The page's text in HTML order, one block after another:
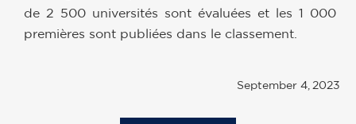
de 2 500 universités sont évaluées et les 1 000
premières sont publiées dans le classement.
September 4, 2023